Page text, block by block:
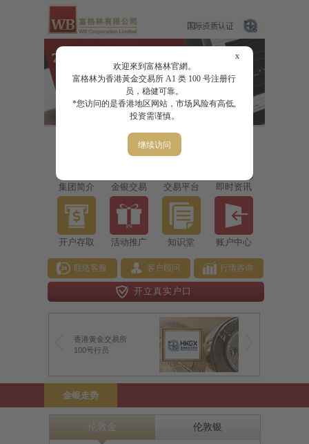
x
欢迎來到富格林官網。
富格林为香港黃金交易所 A1 类 100 号注册行
员，稳健可靠。
*您访问的是香港地区网站，市场风险有高低,
投资需谨慎。
继续访问
集团简介 金银交易 交易平台 即时资讯
开户存取 活动推广 知识堂 账户中心
联络客服 客户顾问 行情咨询
开立真实户口
香港黄金交易所
100号行员
金银走势